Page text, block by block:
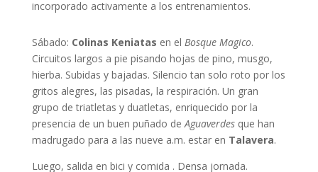
incorporado activamente a los entrenamientos.
Sábado: Colinas Keniatas en el Bosque Magico.
Circuitos largos a pie pisando hojas de pino, musgo,
hierba. Subidas y bajadas. Silencio tan solo roto por los
gritos alegres, las pisadas, la respiración. Un gran
grupo de triatletas y duatletas, enriquecido por la
presencia de un buen puñado deAguaverdesque han
madrugado para a las nueve a.m. estar en Talavera.
Luego, salida en bici y comida . Densa jornada.